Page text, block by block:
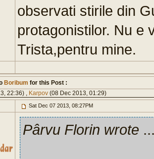
observati stirile din
protagonistilor. Nu e
Trista,pentru mine.
Boribum for this Post :
22:36) , Karpov (08 Dec 2013, 01:29)
Sat Dec 07 2013, 08:27PM
Pârvu Florin wrote